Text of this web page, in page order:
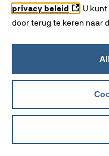
INTERESSES BLADEREN
Allround
Bekijk alle resultaten
0 Overige
privacy beleid
. U
door terug te keren naar